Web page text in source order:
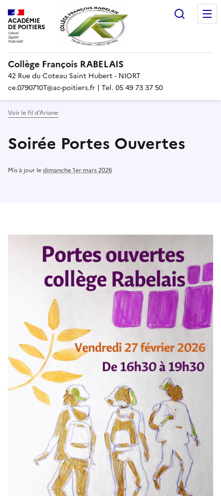
ACADÉMIE
DE POITIERS
Collège François RABELAIS
42 Rue du Coteau Saint Hubert - NIORT
ce.0790710T@ac-poitiers.fr | Tel. 05 49 73 37 50
Voir le fil d’Ariane
Soirée Portes Ouvertes
Mis à jour ledimanche 1er mars 2026